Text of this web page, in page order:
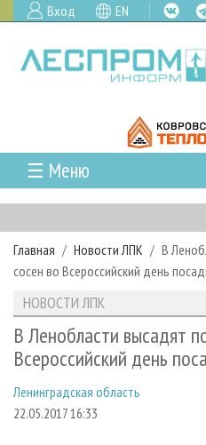
Вход EN
☰ Меню
ГЛАВНАЯ
РУБРИКИ И ТЕМЫ
РУБРИКИ ЖУРНАЛА
ЛЕСОЗАГОТОВКА
ЛЕСОПИЛЕНИЕ
СУШКА ДРЕВЕСИНЫ
НОВОСТИ
НОВОСТИ ЛПК
НОВОСТИ ЖУРНАЛА
ПРОЕКТЫ ЛПИ
АНАЛИТИКА
ПРЕДПРИЯТИЯ ЛПК
ПЕРСОНЫ
АРХИВ
АРХИВ ЖУРНАЛОВ
О ЖУРНАЛЕ
КОНТАКТЫ
РЕКЛАМОДАТЕЛЯМ
РЕКЛАМА
Главная Новости ЛПК
В
сосен во Всероссийский день
НОВОСТИ ЛПК
В Ленобласти высадят
Всероссийский день
Ленинградская область
22.05.2017 16:33